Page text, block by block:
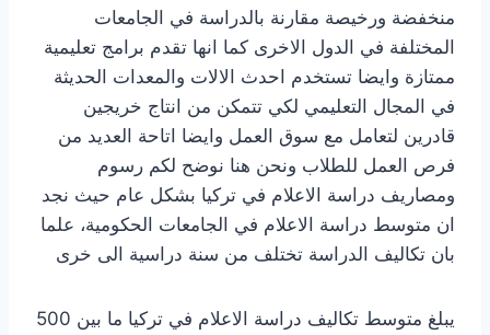
منخفضة ورخيصة مقارنة بالدراسة في الجامعات
المختلفة في الدول الاخرى كما انها تقدم برامج تعليمية
ممتازة وايضا تستخدم احدث الالات والمعدات الحديثة
في المجال التعليمي لكي تتمكن من انتاج خريجين
قادرين لتعامل مع سوق العمل وايضا اتاحة العديد من
فرص العمل للطلاب ونحن هنا نوضح لكم رسوم
ومصاريف دراسة الاعلام في تركيا بشكل عام حيث نجد
ان متوسط دراسة الاعلام في الجامعات الحكومية، علما
بان تكاليف الدراسة تختلف من سنة دراسية الى خرى
يبلغ متوسط تكاليف دراسة الاعلام في تركيا ما بين 500